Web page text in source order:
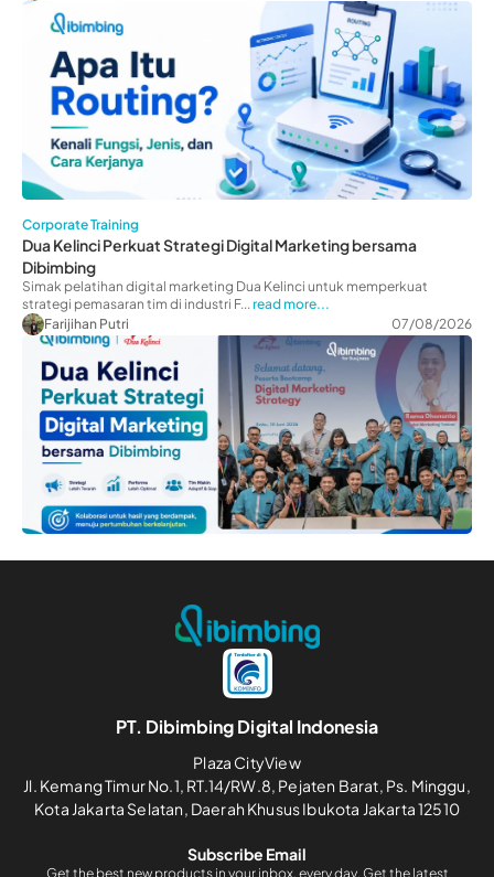
Corporate Training
Dua Kelinci Perkuat Strategi Digital Marketing bersama
Dibimbing
Simak pelatihan digital marketing Dua Kelinci untuk memperkuat
strategi pemasaran tim di industri F... read more...
Farijihan Putri
07/08/2026
PT. Dibimbing Digital Indonesia
Plaza CityView
Jl. Kemang Timur No.1, RT.14/RW.8, Pejaten Barat, Ps. Minggu,
Kota Jakarta Selatan, Daerah Khusus Ibukota Jakarta 12510
Subscribe Email
Get the best new products in your inbox, every day. Get the latest